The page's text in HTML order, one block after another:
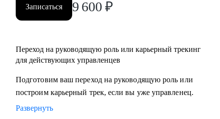
Записаться 9 600 ₽
Переход на руководящую роль или карьерный трекинг
для действующих управленцев
Подготовим ваш переход на руководящую роль или
построим карьерный трек, если вы уже управленец.
Развернуть